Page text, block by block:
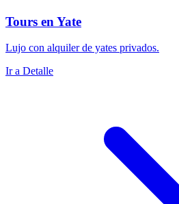
Tours en Yate
Lujo con alquiler de yates privados.
Ir a Detalle